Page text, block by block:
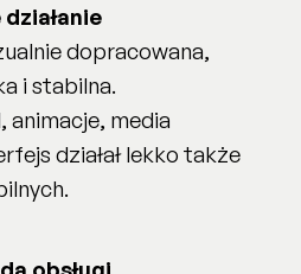
dopracowana,
i stabilna.
media
działał lekko także
obsługi